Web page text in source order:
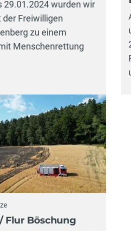
29.01.2024 wurden wir
Freiwilligen
zu einem
Menschenrettung
Flur Böschung